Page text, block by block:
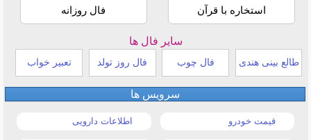
استخاره با قرآن فال روزانه
سایر فال ها
طالع بینی هندی فال چوب فال روز تولد تعبیر خواب
سرویس ها
قیمت خودرو اطلاعات دارویی